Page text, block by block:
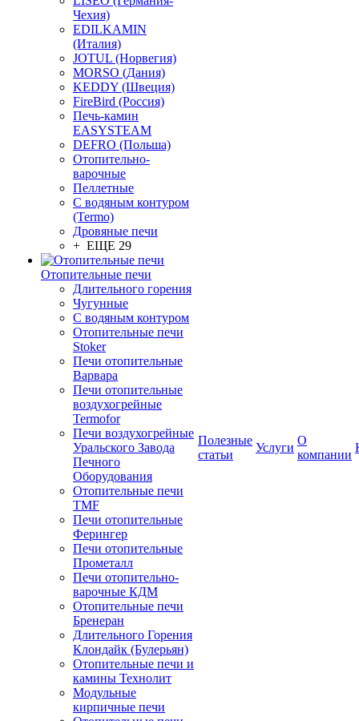
Чехия)
EDILKAMIN
(Италия)
JOTUL (Норвегия)
MORSO (Дания)
KEDDY (Швеция)
FireBird (Россия)
Печь-камин
EASYSTEAM
DEFRO (Польша)
Отопительно-
варочные
Пеллетные
С водяным контуром
(Termo)
Дровяные печи
+ ЕЩЕ 29
Отопительные печи
Длительного горения
Чугунные
C водяным контуром
Отопительные печи
Stoker
Печи отопительные
Варвара
Печи отопительные
воздухогрейные
Termofor
Печи воздухогрейные
Уральского Завода
Печного
Оборудования
Отопительные печи
TMF
Печи отопительные
Ферингер
Печи отопительные
Прометалл
Печи отопительно-
варочные КДМ
Отопительные печи
Бренеран
Длительного Горения
Клондайк (Булерьян)
Отопительные печи и
камины Технолит
Модульные
кирпичные печи
Полезные
статьи
Услуги
О
компании